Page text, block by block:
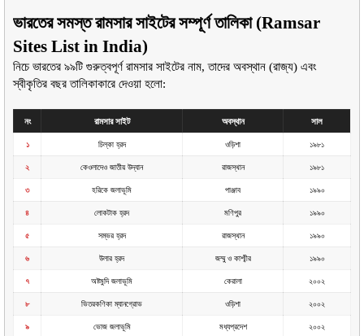
ভারতের সমস্ত রামসার সাইটের সম্পূর্ণ তালিকা (Ramsar
Sites List in India)
নিচে ভারতের ৯৯টি গুরুত্বপূর্ণ রামসার সাইটের নাম, তাদের অবস্থান (রাজ্য) এবং
স্বীকৃতির বছর তালিকাকারে দেওয়া হলো:
নং রামসার সাইট অবস্থান সাল
১ চিল্কা হ্রদ ওড়িশা ১৯৮১
২ কেওলাদেও জাতীয় উদ্যান রাজস্থান ১৯৮১
৩ হরিকে জলাভূমি পাঞ্জাব ১৯৯০
৪ লোকটাক হ্রদ মণিপুর ১৯৯০
৫ সম্ভর হ্রদ রাজস্থান ১৯৯০
৬ উলার হ্রদ জম্মু ও কাশ্মীর ১৯৯০
৭ অষ্টমুদি জলাভূমি কেরালা ২০০২
৮ ভিতরকণিকা ম্যানগ্রোভ ওড়িশা ২০০২
৯ ভোজ জলাভূমি মধ্যপ্রদেশ ২০০২